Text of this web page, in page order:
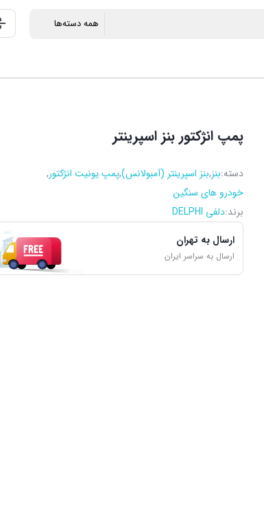
پمپ انژکتور بنز اسپرینتر
دسته:بنز,بنز اسپرینتر (آمبولانس),پمپ یونیت انژکتور,
خودرو های سنگین
برند:دلفی DELPHI
ارسال به تهران
ارسال به سراسر ایران